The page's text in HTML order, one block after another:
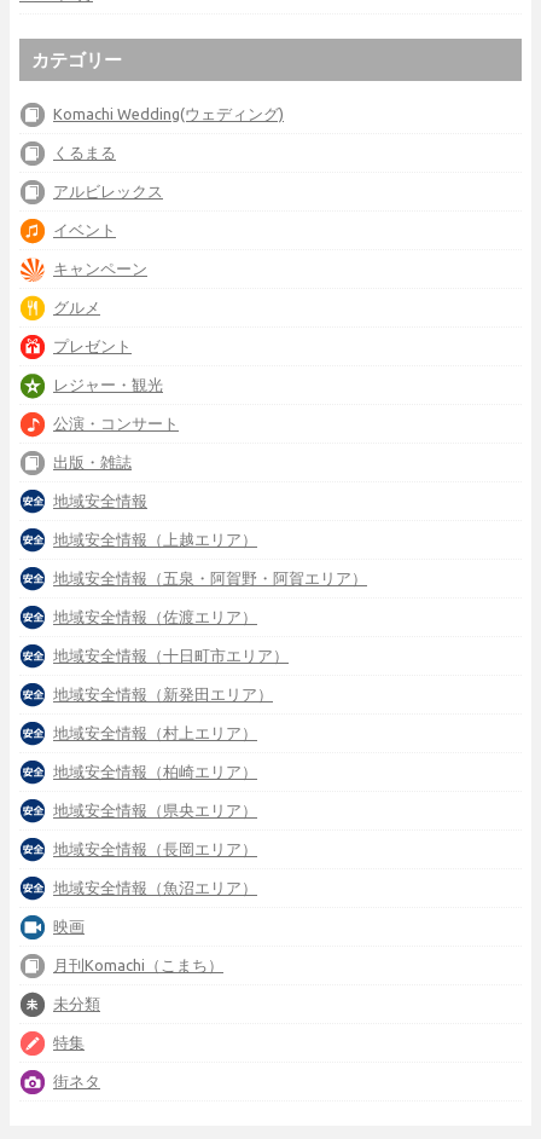
カテゴリー
Komachi Wedding(ウェディング)
くるまる
アルビレックス
イベント
キャンペーン
グルメ
プレゼント
レジャー・観光
公演・コンサート
出版・雑誌
地域安全情報
地域安全情報（上越エリア）
地域安全情報（五泉・阿賀野・阿賀エリア）
地域安全情報（佐渡エリア）
地域安全情報（十日町市エリア）
地域安全情報（新発田エリア）
地域安全情報（村上エリア）
地域安全情報（柏崎エリア）
地域安全情報（県央エリア）
地域安全情報（長岡エリア）
地域安全情報（魚沼エリア）
映画
月刊Komachi（こまち）
未分類
特集
街ネタ